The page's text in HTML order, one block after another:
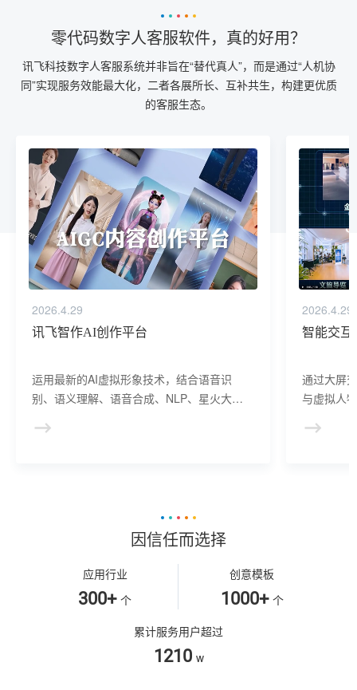
零代码数字人客服软件，真的好用？
讯飞科技数字人客服系统并非旨在“替代真人”，而是通过“人机协
同”实现服务效能最大化，二者各展所长、互补共生，构建更优质
的客服生态。
2026.4.29
讯飞智作AI创作平台
运用最新的AI虚拟形象技术，结合语音识
别、语义理解、语音合成、NLP、星火大模
建、AI驱动、多模态交互的多场景虚拟人产
2026.4.29
智能交互
通过大屏
与虚拟人
景，可广
因信任而选择
应用行业
300+ 个
创意模板
1000+ 个
累计服务用户超过
1210 w